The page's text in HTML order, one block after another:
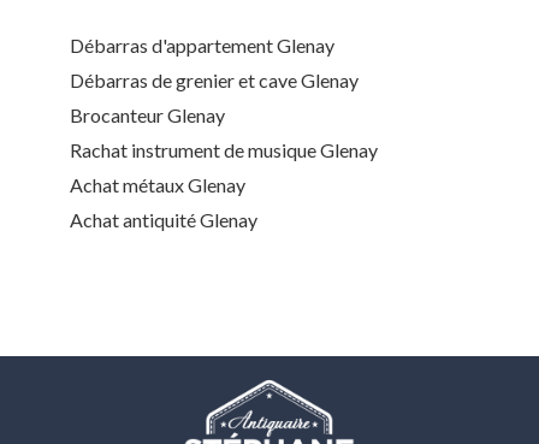
Débarras d'appartement Glenay
Débarras de grenier et cave Glenay
Brocanteur Glenay
Rachat instrument de musique Glenay
Achat métaux Glenay
Achat antiquité Glenay